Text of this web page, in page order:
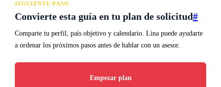
SIGUIENTE PASO
Convierte esta guía en tu plan de solicitud#
Comparte tu perfil, país objetivo y calendario. Lina puede ayudarte
a ordenar los próximos pasos antes de hablar con un asesor.
Empezar plan